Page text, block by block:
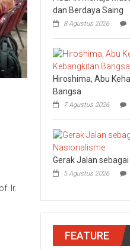
Ir.
dan Berdaya Saing
8 Agustus 2026
Hiroshima, Abu
Bangsa
7 Agustus 2026
Gerak Jalan
5 Agustus 2026
FEATURE